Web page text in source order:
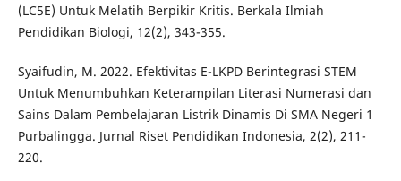
(LC5E) Untuk Melatih Berpikir Kritis. Berkala Ilmiah
Pendidikan Biologi, 12(2), 343-355.
Syaifudin, M. 2022. Efektivitas E-LKPD Berintegrasi STEM
Untuk Menumbuhkan Keterampilan Literasi Numerasi dan
Sains Dalam Pembelajaran Listrik Dinamis Di SMA Negeri 1
Purbalingga. Jurnal Riset Pendidikan Indonesia, 2(2), 211-
220.